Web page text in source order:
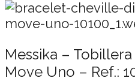
Messika –
Move Uno – Ref.: